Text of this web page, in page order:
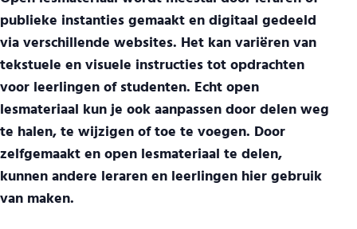
publieke instanties gemaakt en digitaal gedeeld
via verschillende websites. Het kan variëren van
tekstuele en visuele instructies tot opdrachten
voor leerlingen of studenten. Echt open
lesmateriaal kun je ook aanpassen door delen weg
te halen, te wijzigen of toe te voegen. Door
zelfgemaakt en open lesmateriaal te delen,
kunnen andere leraren en leerlingen hier gebruik
van maken.